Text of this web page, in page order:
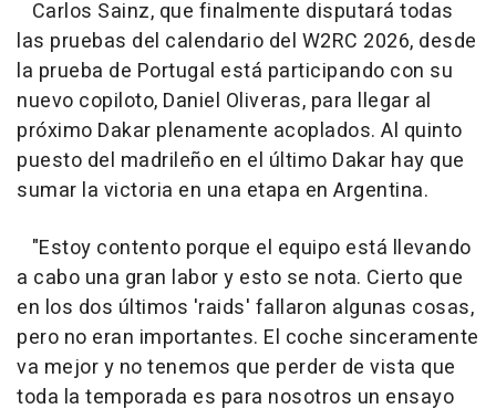
Carlos Sainz, que finalmente disputará todas
las pruebas del calendario del W2RC 2026, desde
la prueba de Portugal está participando con su
nuevo copiloto, Daniel Oliveras, para llegar al
próximo Dakar plenamente acoplados. Al quinto
puesto del madrileño en el último Dakar hay que
sumar la victoria en una etapa en Argentina.
"Estoy contento porque el equipo está llevando
a cabo una gran labor y esto se nota. Cierto que
en los dos últimos 'raids' fallaron algunas cosas,
pero no eran importantes. El coche sinceramente
va mejor y no tenemos que perder de vista que
toda la temporada es para nosotros un ensayo